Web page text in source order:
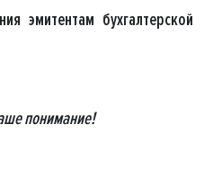
эмитентам бухгалтерской
понимание!